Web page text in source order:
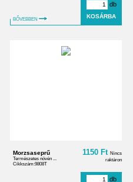
BŐVEBBEN
db
Morzsaseprű
Természetes növén ...
Cikkszám:9808T
1150 Ft Nincs
raktáron
db